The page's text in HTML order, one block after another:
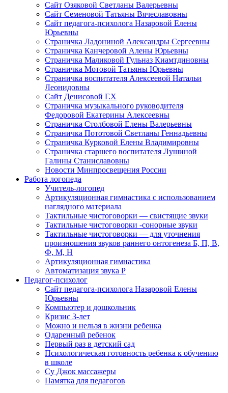
Сайт Озяковой Светланы Валерьевны
Сайт Семеновой Татьяны Вячеславовны
Сайт педагога-психолога Назаровой Елены
Юрьевны
Страничка Ладониной Александры Сергеевны
Страничка Канчеровой Алены Юрьевны
Страничка Маликовой Гульназ Киамтдиновны
Страничка Мотовой Татьяны Юрьевны
Cтраничка воспитателя Алексеевой Натальи
Леонидовны
Сайт Денисовой Г.Х
Страничка музыкального руководителя
Федоровой Екатерины Алексеевны
Страничка Столбовой Елены Валерьевны
Страничка Пототовой Светланы Геннадьевны
Страничка Курковой Елены Владимировны
Страничка старшего воспитателя Лушиной
Галины Станиславовны
Новости Минпросвещения России
Работа логопеда
Учитель-логопед
Артикуляционная гимнастика с использованием
наглядного материала
Тактильные чистоговорки — свистящие звуки
Тактильные чистоговорки -сонорные звуки
Тактильные чистоговорки — для уточнения
произношения звуков раннего онтогенеза Б, П, В,
Ф, М, Н
Артикуляционная гимнастика
Автоматизация звука Р
Педагог-психолог
Сайт педагога-психолога Назаровой Елены
Юрьевны
Компьютер и дошкольник
Кризис 3-лет
Можно и нельзя в жизни ребенка
Одаренный ребенок
Первый раз в детский сад
Психологическая готовность ребенка к обучению
в школе
Су Джок массажеры
Памятка для педагогов